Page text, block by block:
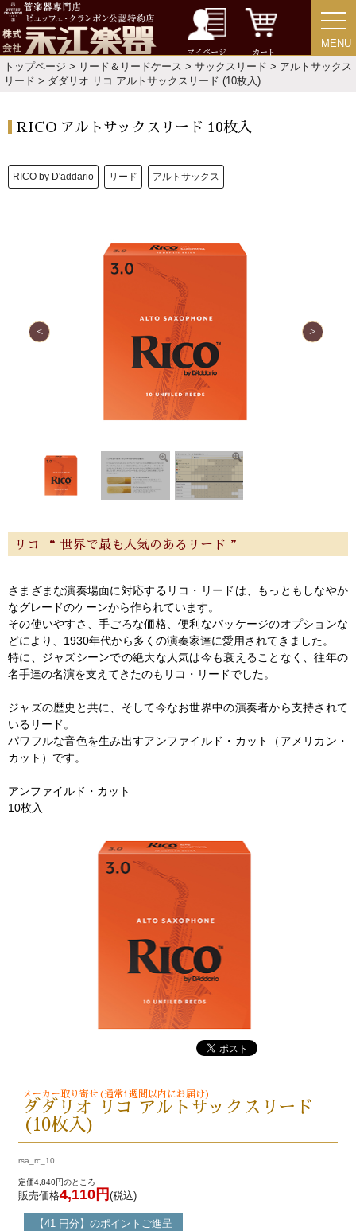
マイページ カート
MENU
MENU
トップページ > リード＆リードケース > サックスリード > アルトサックス
リード > ダダリオ リコ アルトサックスリード (10枚入)
RICO アルトサックスリード 10枚入
RICO by D'addario リード アルトサックス
リコ “ 世界で最も人気のあるリード ”
さまざまな演奏場面に対応するリコ・リードは、もっともしなやか
なグレードのケーンから作られています。
その使いやすさ、手ごろな価格、便利なパッケージのオプションな
どにより、1930年代から多くの演奏家達に愛用されてきました。
特に、ジャズシーンでの絶大な人気は今も衰えることなく、往年の
名手達の名演を支えてきたのもリコ・リードでした。
ジャズの歴史と共に、そして今なお世界中の演奏者から支持されて
いるリード。
パワフルな音色を生み出すアンファイルド・カット（アメリカン・
カット）です。
アンファイルド・カット
10枚入
メーカー取り寄せ(通常1週間以内にお届け)
ダダリオ リコ アルトサックスリード
(10枚入)
rsa_rc_10
定価4,840円のところ
販売価格4,110円 (税込)
【41 円分】のポイントご進呈
選定者のご紹介
演奏会のお知らせ
ご利用ガイド サポート・保証
会社紹介
プライバシー・ポリシー